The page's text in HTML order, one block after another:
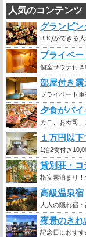
人気のコンテンツ
グランピン
BBQができる
プライベ
個室サウナ付
部屋付き
プライベート
夕食がバ
カニ、お寿司
１万円以
1泊2食付き
貸別荘・
格安素泊まり！
高級温泉
大人の隠れ宿
夜景のき
記念日におす